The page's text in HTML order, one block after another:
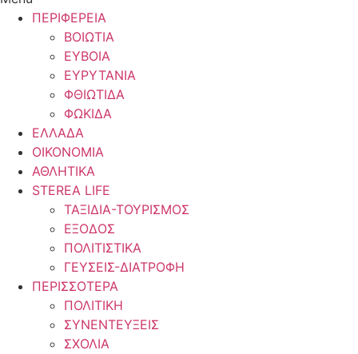
ΠΕΡΙΦΕΡΕΙΑ
ΒΟΙΩΤΙΑ
ΕΥΒΟΙΑ
ΕΥΡΥΤΑΝΙΑ
ΦΘΙΩΤΙΔΑ
ΦΩΚΙΔΑ
ΕΛΛΑΔΑ
ΟΙΚΟΝΟΜΙΑ
ΑΘΛΗΤΙΚΑ
STEREA LIFE
ΤΑΞΙΔΙΑ-ΤΟΥΡΙΣΜΟΣ
ΕΞΟΔΟΣ
ΠΟΛΙΤΙΣΤΙΚΑ
ΓΕΥΣΕΙΣ-ΔΙΑΤΡΟΦΗ
ΠΕΡΙΣΣΟΤΕΡΑ
ΠΟΛΙΤΙΚΗ
ΣΥΝΕΝΤΕΥΞΕΙΣ
ΣΧΟΛΙΑ